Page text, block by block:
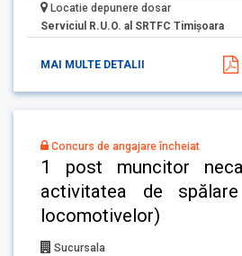
Locatie depunere dosar
Serviciul R.U.O. al SRTFC Timişoara
MAI MULTE DETALII
Concurs de angajare încheiat
1 post muncitor
activitatea de
locomotivelor)
Sucursala